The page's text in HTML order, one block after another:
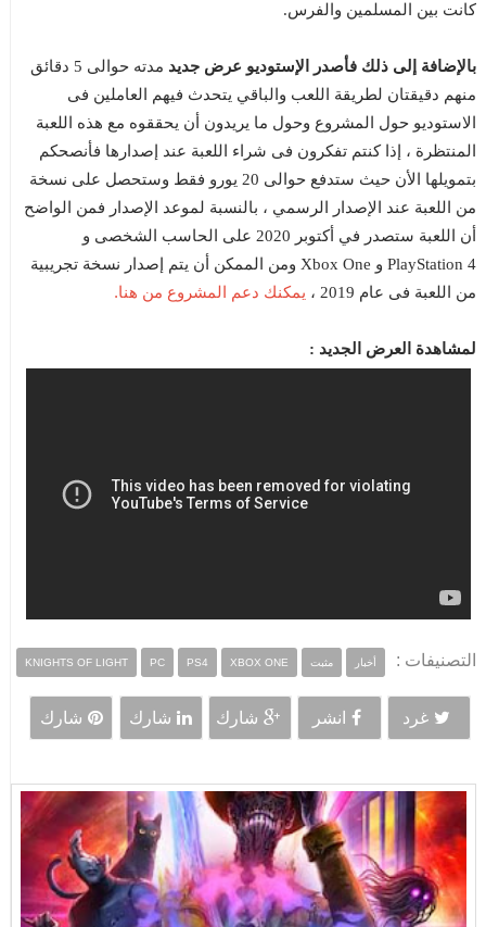
كانت بين المسلمين والفرس.
بالإضافة إلى ذلك فأصدر الإستوديو عرض جديد
مدته حوالى 5 دقائق
منهم دقيقتان لطريقة اللعب والباقي يتحدث فيهم العاملين فى
الاستوديو حول المشروع وحول ما يريدون أن يحققوه مع هذه اللعبة
المنتظرة ، إذا كنتم تفكرون فى شراء اللعبة عند إصدارها فأنصحكم
بتمويلها الأن حيث ستدفع حوالى 20 يورو فقط وستحصل على نسخة
من اللعبة عند الإصدار الرسمي ، بالنسبة لموعد الإصدار فمن الواضح
أن اللعبة ستصدر في أكتوبر 2020 على الحاسب الشخصى و
PlayStation 4 و Xbox One ومن الممكن أن يتم إصدار نسخة تجريبية
من اللعبة فى عام 2019 ،
يمكنك دعم المشروع من هنا.
لمشاهدة العرض الجديد :
التصنيفات : أخبار مثبت KNIGHTS OF LIGHT PC PS4 XBOX ONE
غرد انشر شارك شارك شارك